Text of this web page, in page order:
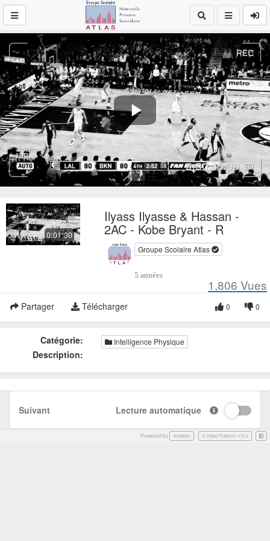
Play
Video
0:01:30
Ilyass Ilyasse & Hassan -
2AC - Kobe Bryant - R
Groupe Scolaire Atlas
5 années
1,806 Vues
Partager Télécharger 0
0
Catégorie: Intelligence Physique
Description:
Suivant Lecture automatique
Powered by AVideo® - A Video Platform v10.4